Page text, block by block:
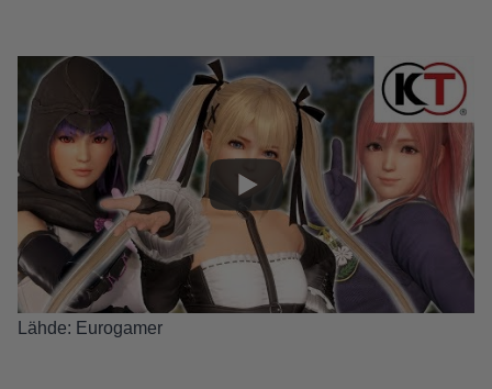
Lähde: Eurogamer